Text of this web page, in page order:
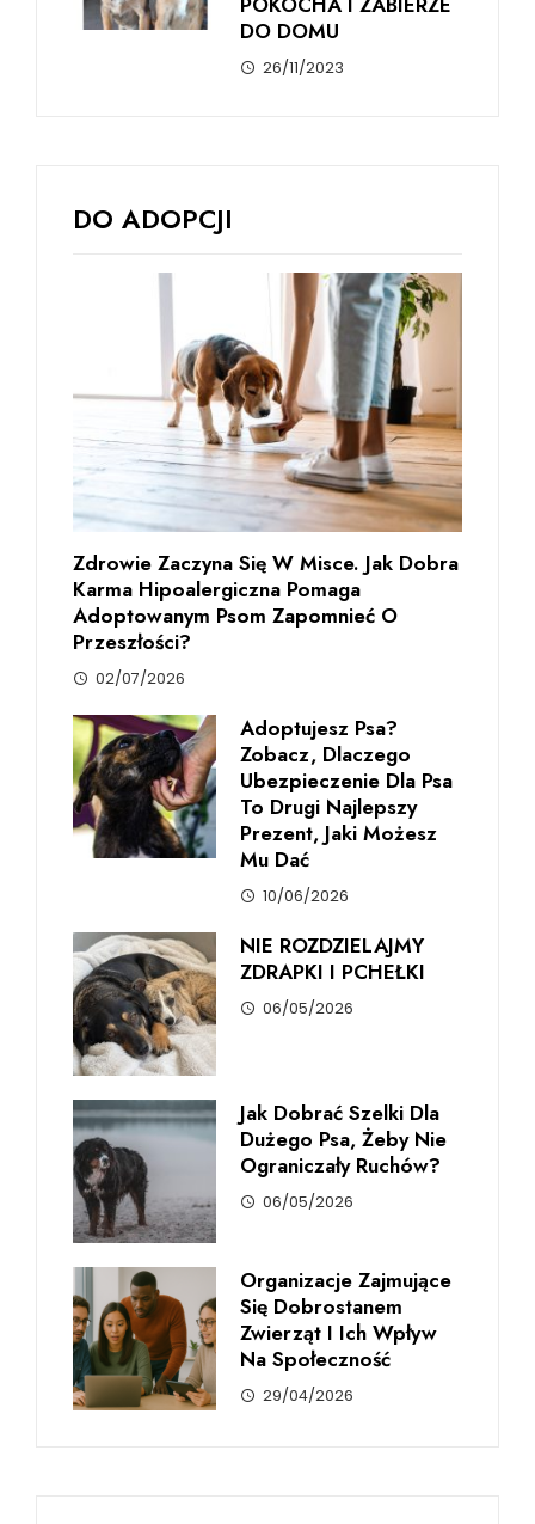
DO DOMU
26/11/2023
DO ADOPCJI
Zdrowie Zaczyna Się W Misce. Jak Dobra
Karma Hipoalergiczna Pomaga
Adoptowanym Psom Zapomnieć O
Przeszłości?
02/07/2026
Adoptujesz Psa?
Zobacz, Dlaczego
Ubezpieczenie Dla Psa
To Drugi Najlepszy
Prezent, Jaki Możesz
Mu Dać
10/06/2026
NIE ROZDZIELAJMY
ZDRAPKI I PCHEŁKI
06/05/2026
Jak Dobrać Szelki Dla
Dużego Psa, Żeby Nie
Ograniczały Ruchów?
06/05/2026
Organizacje Zajmujące
Się Dobrostanem
Zwierząt I Ich Wpływ
Na Społeczność
29/04/2026